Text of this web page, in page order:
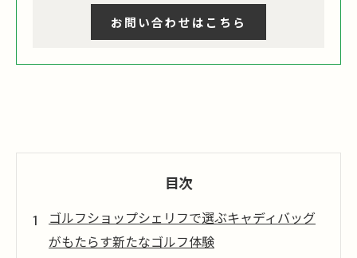
お問い合わせはこちら
目次
ゴルフショップシェリフで選ぶキャディバッグ
がもたらす新たなゴルフ体験